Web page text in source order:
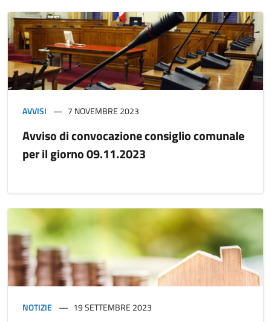
AVVISI 7 NOVEMBRE 2023
Avviso di convocazione consiglio comunale
per il giorno 09.11.2023
NOTIZIE 19 SETTEMBRE 2023